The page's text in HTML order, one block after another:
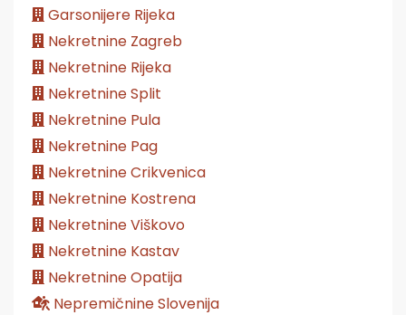
Garsonijere Rijeka
Nekretnine Zagreb
Nekretnine Rijeka
Nekretnine Split
Nekretnine Pula
Nekretnine Pag
Nekretnine Crikvenica
Nekretnine Kostrena
Nekretnine Viškovo
Nekretnine Kastav
Nekretnine Opatija
Nepremičnine Slovenija